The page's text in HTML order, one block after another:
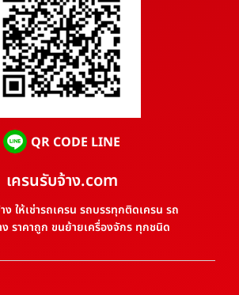
QR CODE LINE
เครนรับจ้าง.com
ง ให้เช่ารถเครน รถบรรทุกติดเครน รถ
ง ราคาถูก ขนย้ายเครื่องจักร ทุกชนิด